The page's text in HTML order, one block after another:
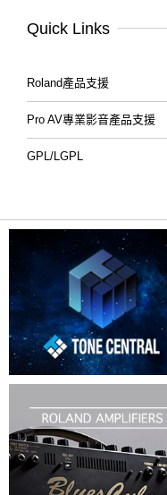
Quick Links
Roland產品支援
Pro AV專業影音產品支援
GPL/LGPL